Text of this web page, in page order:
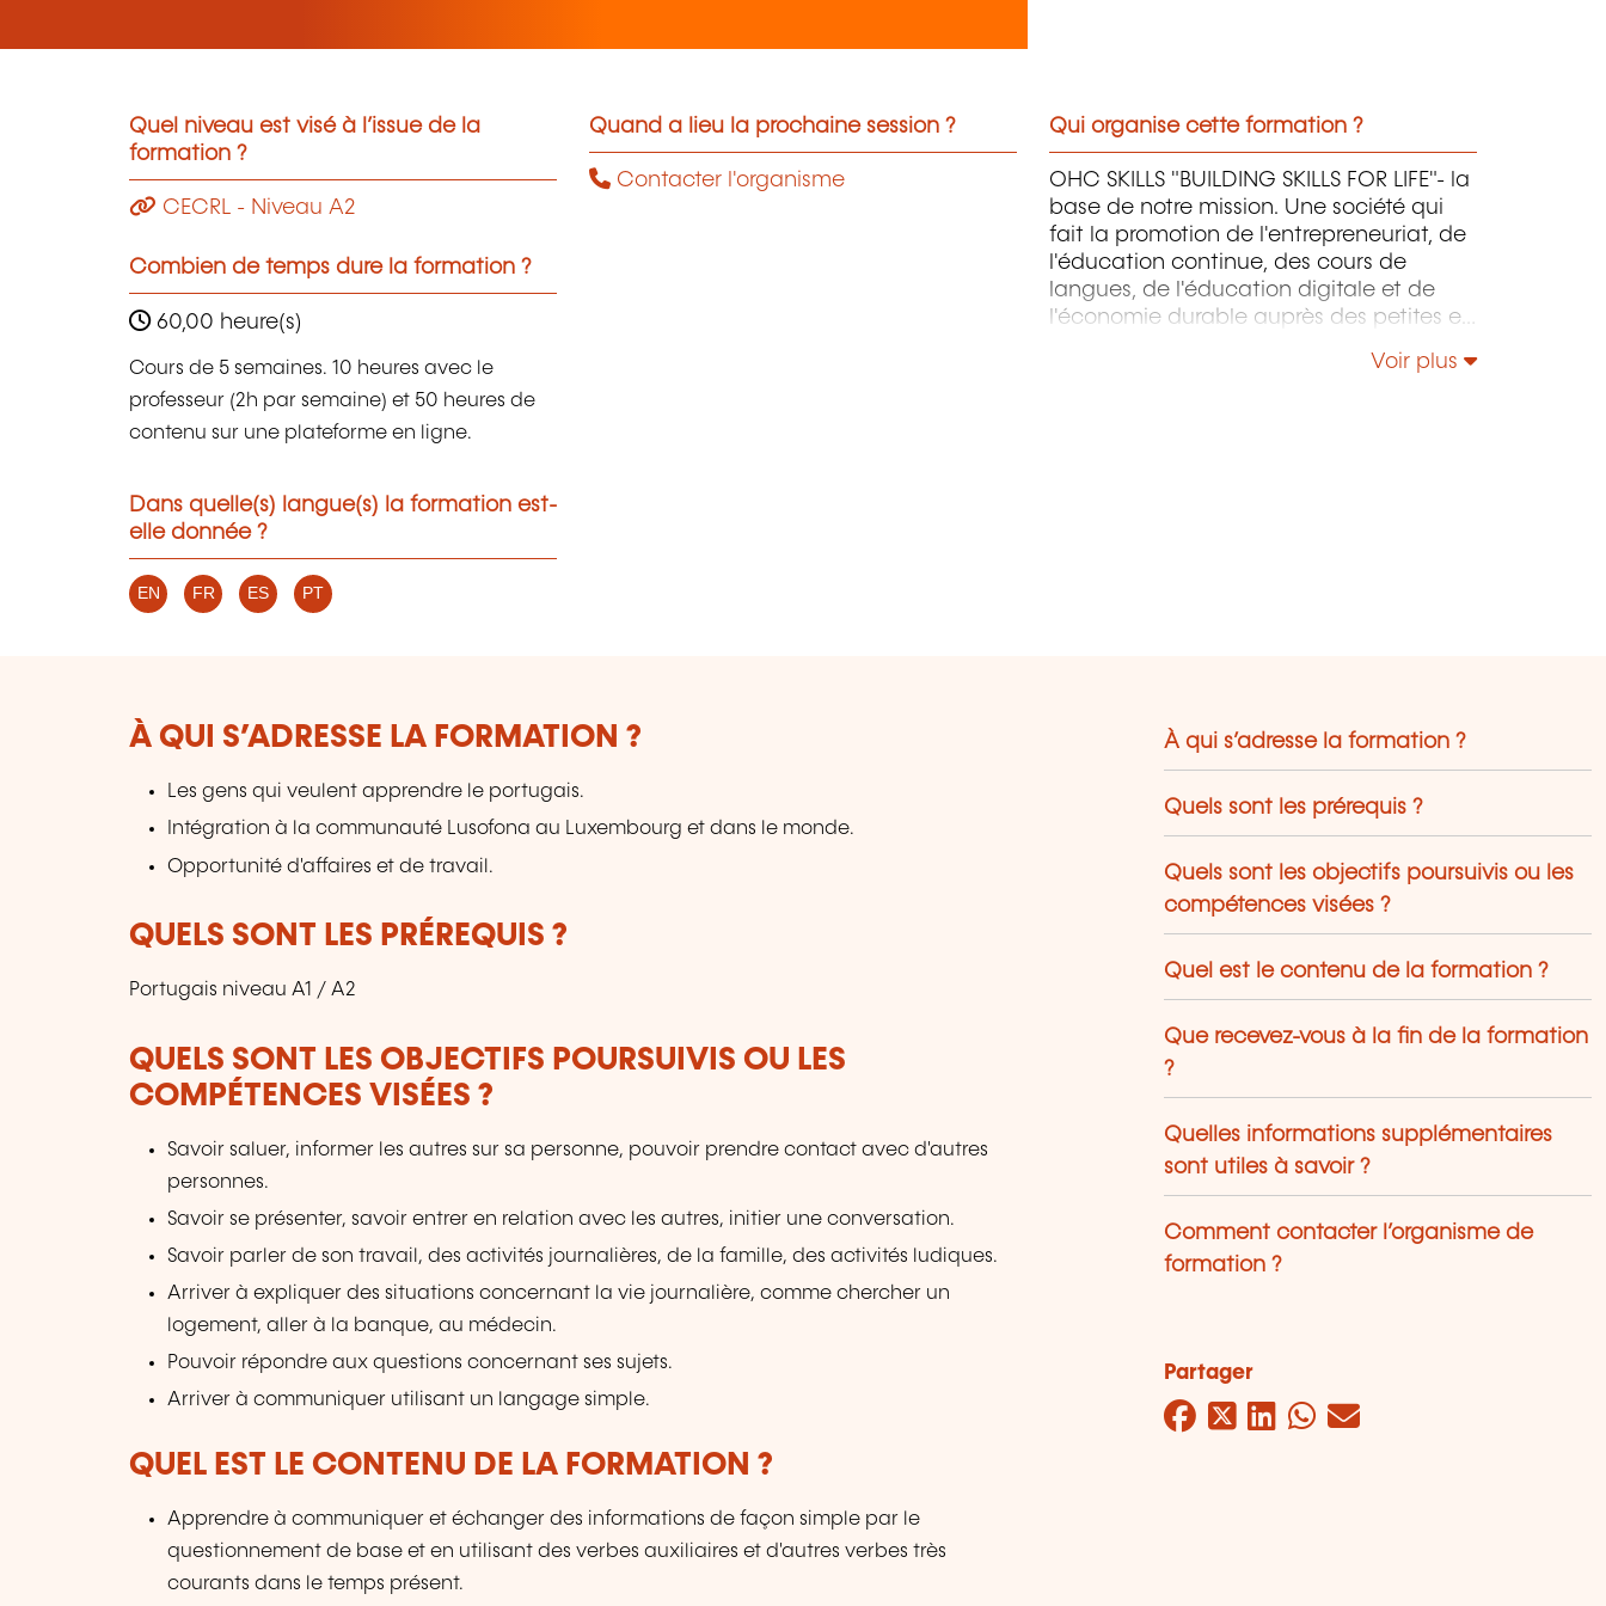
Quel niveau est visé à l’issue de la
formation ?
CECRL - Niveau A2
Combien de temps dure la formation ?
60,00 heure(s)
Cours de 5 semaines. 10 heures avec le
professeur (2h par semaine) et 50 heures de
contenu sur une plateforme en ligne.
Dans quelle(s) langue(s) la formation est-
elle donnée ?
EN FR ES PT
Quand a lieu la prochaine session ?
Contacter l'organisme
Qui organise cette formation ?
OHC SKILLS "BUILDING SKILLS FOR LIFE"- la
base de notre mission. Une société qui
fait la promotion de l'entrepreneuriat, de
l'éducation continue, des cours de
langues, de l'éducation digitale et de
l'économie durable auprès des petites et
Voir plus
À QUI S’ADRESSE LA FORMATION ?
Les gens qui veulent apprendre le portugais.
Intégration à la communauté Lusofona au Luxembourg et dans le monde.
Opportunité d'affaires et de travail.
QUELS SONT LES PRÉREQUIS ?
Portugais niveau A1 / A2
QUELS SONT LES OBJECTIFS POURSUIVIS OU LES
COMPÉTENCES VISÉES ?
Savoir saluer, informer les autres sur sa personne, pouvoir prendre contact avec d'autres
personnes.
Savoir se présenter, savoir entrer en relation avec les autres, initier une conversation.
Savoir parler de son travail, des activités journalières, de la famille, des activités ludiques.
Arriver à expliquer des situations concernant la vie journalière, comme chercher un
logement, aller à la banque, au médecin.
Pouvoir répondre aux questions concernant ses sujets.
Arriver à communiquer utilisant un langage simple.
QUEL EST LE CONTENU DE LA FORMATION ?
Apprendre à communiquer et échanger des informations de façon simple par le
questionnement de base et en utilisant des verbes auxiliaires et d'autres verbes très
courants dans le temps présent.
À qui s’adresse la formation ?
Quels sont les prérequis ?
Quels sont les objectifs poursuivis ou les
compétences visées ?
Quel est le contenu de la formation ?
Que recevez-vous à la fin de la formation
?
Quelles informations supplémentaires
sont utiles à savoir ?
Comment contacter l’organisme de
formation ?
Partager
Facebook
Twitter
LinkedIn
WhatsApp
Mail